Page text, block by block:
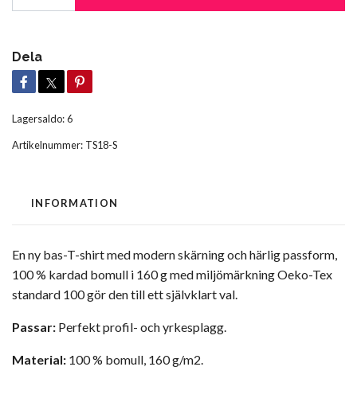
Dela
Lagersaldo:6
Artikelnummer: TS18-S
INFORMATION
En ny bas-T-shirt med modern skärning och härlig passform,
100 % kardad bomull i 160 g med miljömärkning Oeko-Tex
standard 100 gör den till ett självklart val.
Passar: Perfekt profil- och yrkesplagg.
Material: 100 % bomull, 160 g/m2.